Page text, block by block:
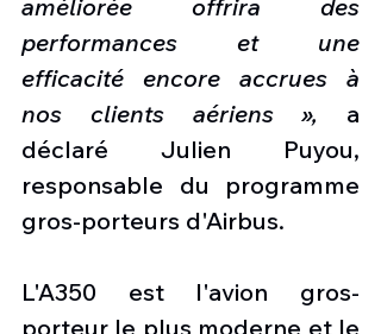
améliorée offrira des
performances et une
efficacité encore accrues à
nos clients aériens », a
déclaré Julien Puyou,
responsable du programme
gros-porteurs d'Airbus.
L'A350 est l'avion gros-
porteur le plus moderne et le